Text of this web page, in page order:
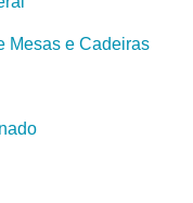
Mesas e Cadeiras